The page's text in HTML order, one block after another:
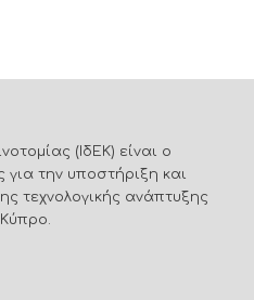
(ΙδΕΚ) είναι ο
για την υποστήριξη και
τεχνολογικής ανάπτυξης